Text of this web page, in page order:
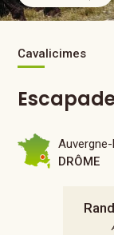
Cavalicimes
DRÔME